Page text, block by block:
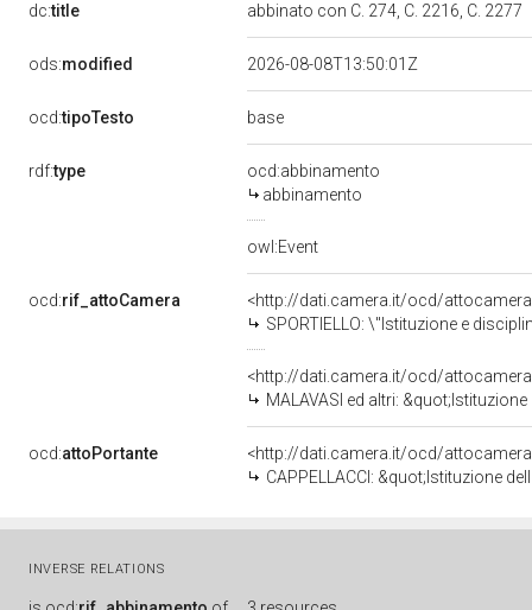
dc:title abbinato con C. 274, C. 2216, C. 2277
ods:modified 2026-08-08T13:50:01Z
ocd:tipoTesto base
rdf:type
ocd:abbinamento
abbinamento
owl:Event
ocd:rif_attoCamera
<http://dati.camera.it/ocd/
SPORTIELLO: \"Istituzione e disciplina della
<http://dati.camera.it/ocd/
MALAVASI ed altri: &quot;Istituzione e disciplina delle
ocd:attoPortante
<http://dati.camera.it/ocd/
CAPPELLACCI: &quot;Istituzione della
INVERSE RELATIONS